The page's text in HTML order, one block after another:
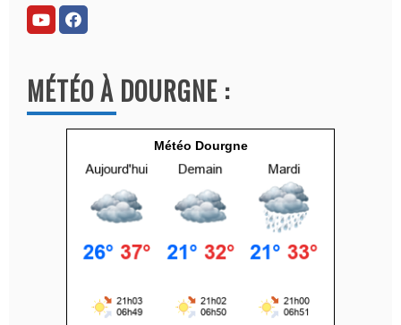
r
n
t
i
MÉTÉO À DOURGNE :
Météo Dourgne